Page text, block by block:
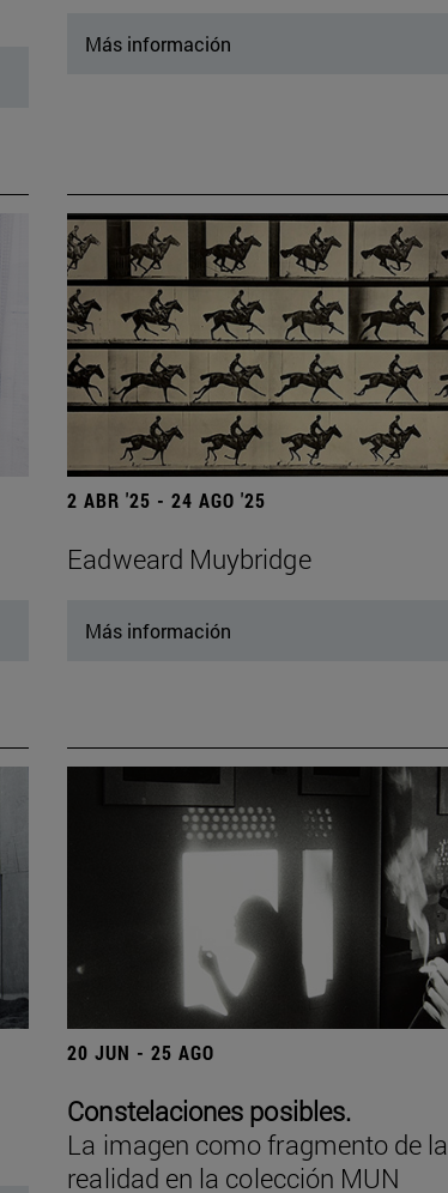
Más información
2 ABR '25 - 24 AGO '25
Eadweard Muybridge
Más información
20 JUN - 25 AGO
Constelaciones posibles.
La imagen como fragmento de la
realidad en la colección MUN